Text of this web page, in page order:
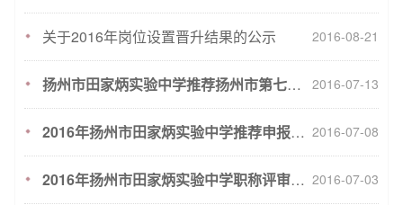
关于2016年岗位设置晋升结果的公示 2016-08-21
扬州市田家炳实验中学推荐扬州市第七批市级名师人员名单公示 2016-07-13
2016年扬州市田家炳实验中学推荐申报高一级职称人员名单公示 2016-07-08
2016年扬州市田家炳实验中学职称评审方案 2016-07-03